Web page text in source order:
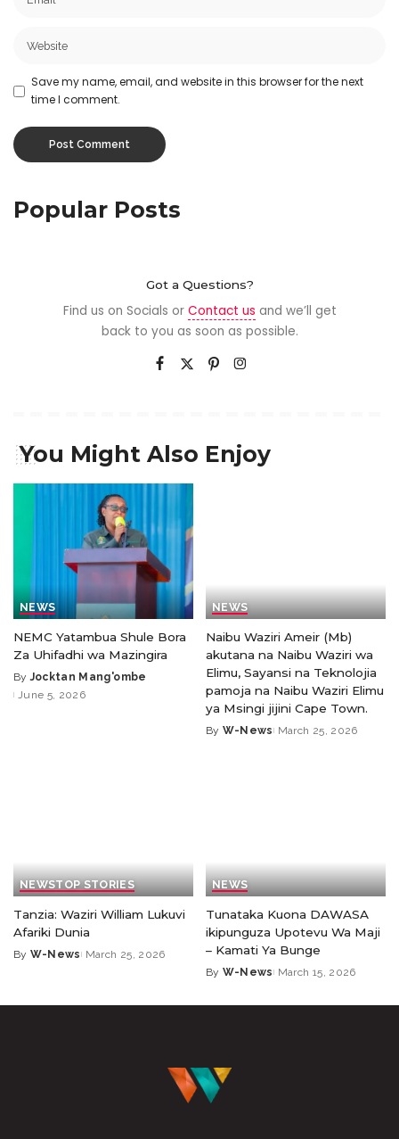
Save my name, email, and website in this browser for the next
time I comment.
Popular Posts
Got a Questions?
Find us on Socials or Contact us and we’ll get
back to you as soon as possible.
You Might Also Enjoy
NEWS
NEMC Yatambua Shule Bora
Za Uhifadhi wa Mazingira
By Jocktan Mang'ombe
June 5, 2026
NEWS
Naibu Waziri Ameir (Mb)
akutana na Naibu Waziri wa
Elimu, Sayansi na Teknolojia
pamoja na Naibu Waziri Elimu
ya Msingi jijini Cape Town.
By W-News March 25, 2026
NEWSTOP STORIES
Tanzia: Waziri William Lukuvi
Afariki Dunia
By W-News March 25, 2026
NEWS
Tunataka Kuona DAWASA
ikipunguza Upotevu Wa Maji
– Kamati Ya Bunge
By W-News March 15, 2026